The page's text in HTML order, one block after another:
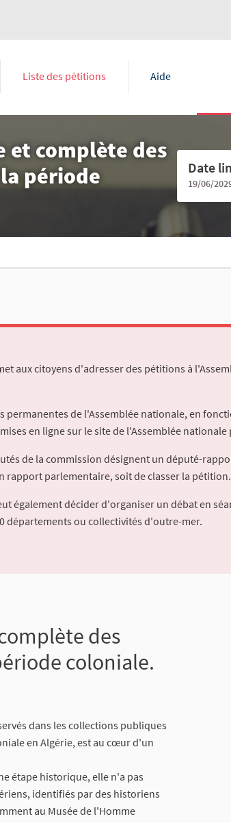
Liste des pétitions Aide
complète des
période
Date
19/06/
aux citoyens d'adresser des pétitions à
de l'Assemblée nationale, en
en ligne sur le site de l'Assemblée
de la commission désignent un député-
parlementaire, soit de classer la pétition.
également décider d'organiser un débat en
départements ou collectivités d'outre-mer.
des
coloniale.
dans les collections publiques
en Algérie, est au cœur d'un
étape historique, elle n'a pas
identifiés par des historiens
au Musée de l'Homme